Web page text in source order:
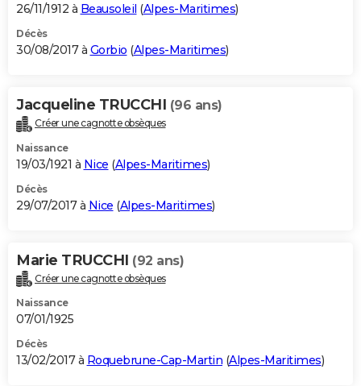
26/11/1912 à Beausoleil (Alpes-Maritimes)
Décès
30/08/2017 à Gorbio (Alpes-Maritimes)
Jacqueline TRUCCHI (96 ans)
Créer une cagnotte obsèques
Naissance
19/03/1921 à Nice (Alpes-Maritimes)
Décès
29/07/2017 à Nice (Alpes-Maritimes)
Marie TRUCCHI (92 ans)
Créer une cagnotte obsèques
Naissance
07/01/1925
Décès
13/02/2017 à Roquebrune-Cap-Martin (Alpes-Maritimes)